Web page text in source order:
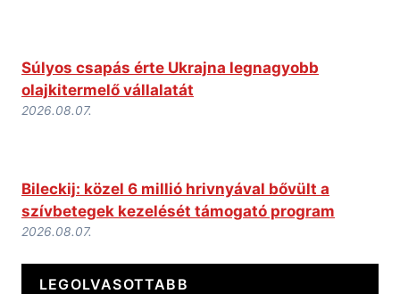
Súlyos csapás érte Ukrajna legnagyobb
olajkitermelő vállalatát
2026.08.07.
Bileckij: közel 6 millió hrivnyával bővült a
szívbetegek kezelését támogató program
2026.08.07.
LEGOLVASOTTABB